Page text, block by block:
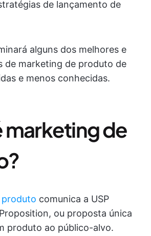
de lançamento de
alguns dos melhores e
de marketing de produto de
e menos conhecidas.
marketing de
comunica a USP
ou proposta única
produto ao público-alvo.